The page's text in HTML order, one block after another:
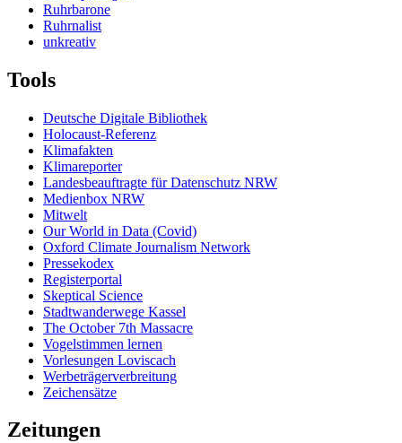
Ruhrbarone
Ruhrnalist
unkreativ
Tools
Deutsche Digitale Bibliothek
Holocaust-Referenz
Klimafakten
Klimareporter
Landesbeauftragte für Datenschutz NRW
Medienbox NRW
Mitwelt
Our World in Data (Covid)
Oxford Climate Journalism Network
Pressekodex
Registerportal
Skeptical Science
Stadtwanderwege Kassel
The October 7th Massacre
Vogelstimmen lernen
Vorlesungen Loviscach
Werbeträgerverbreitung
Zeichensätze
Zeitungen